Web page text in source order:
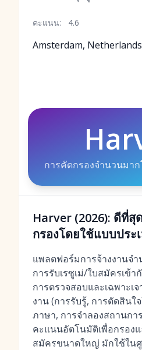
คะแนน: 4.6
Amsterdam, Netherlands
การคัดกรองจำนวนมา
Harver (2026): ดีที่สุ
กรองโดยใช้แบบประ
แพลตฟอร์มการจ้างงานจ
การรับเรซูเม่/ใบสมัครเข้
การตรวจสอบและเฉพาะเ
งาน (การรับรู้, การตัดสิน
ภาษา, การจำลองสถานก
คะแนนอัตโนมัติเพื่อกรอง
สมัครขนาดใหญ่ มักใช้ใน